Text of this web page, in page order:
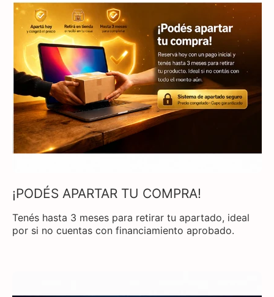
¡PODÉS APARTAR TU COMPRA!
Tenés hasta 3 meses para retirar tu apartado, ideal
por si no cuentas con financiamiento aprobado.